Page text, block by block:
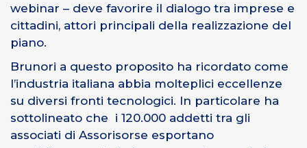
webinar – deve favorire il dialogo tra imprese e
cittadini, attori principali della realizzazione del
piano.
Brunori a questo proposito ha ricordato come
l’industria italiana abbia molteplici eccellenze
su diversi fronti tecnologici. In particolare ha
sottolineato che i 120.000 addetti tra gli
associati di Assorisorse esportano